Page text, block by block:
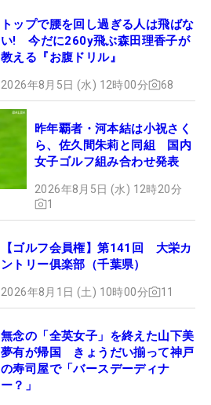
トップで腰を回し過ぎる人は飛ばな
い! 今だに260y飛ぶ森田理香子が
教える『お腹ドリル』
2026年8月5日 (水) 12時00分 68
昨年覇者・河本結は小祝さく
ら、佐久間朱莉と同組 国内
女子ゴルフ組み合わせ発表
2026年8月5日 (水) 12時20分
1
【ゴルフ会員権】第141回 大栄カ
ントリー俱楽部（千葉県）
2026年8月1日 (土) 10時00分 11
無念の「全英女子」を終えた山下美
夢有が帰国 きょうだい揃って神戸
の寿司屋で「バースデーディナ
ー？」